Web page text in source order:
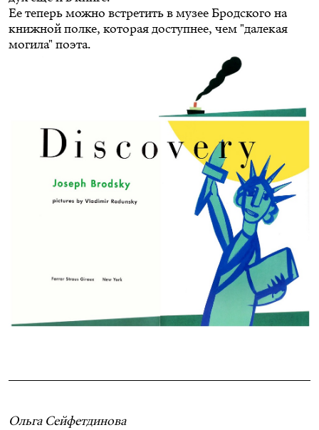
Ее теперь можно встретить в музее Бродского на
книжной полке, которая доступнее, чем "далекая
могила" поэта.
Ольга Сейфетдинова